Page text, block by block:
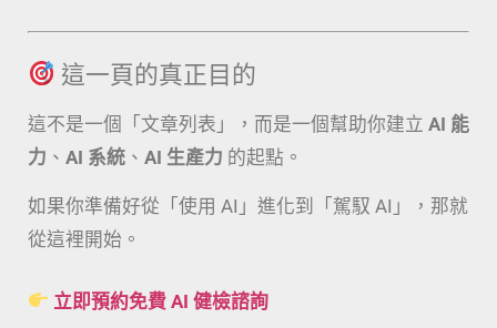
這一頁的真正目的
這不是一個「文章列表」，而是一個幫助你建立 AI 能
力 、 AI 系統 、 AI 生產力 的起點。
如果你準備好從「使用 AI」進化到「駕馭 AI」，那就
從這裡開始。
立即預約免費 AI 健檢諮詢